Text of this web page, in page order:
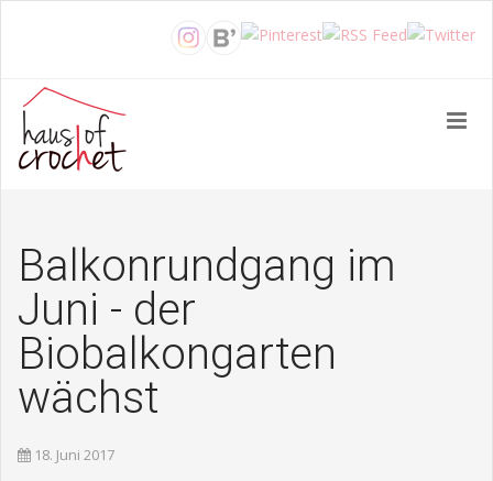
Balkonrundgang im
Juni - der
Biobalkongarten
wächst
18. Juni 2017